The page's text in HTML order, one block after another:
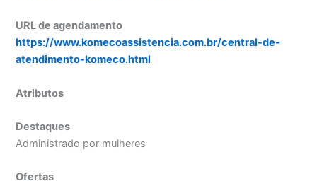
URL de agendamento
https://www.komecoassistencia.com.br/central-de-
atendimento-komeco.html
Atributos
Destaques
Administrado por mulheres
Ofertas